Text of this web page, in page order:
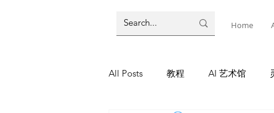
Home
All Posts 教程 AI 艺术馆